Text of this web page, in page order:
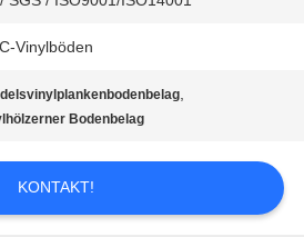
Vinylböden
,
Bodenbelag
KONTAKT!